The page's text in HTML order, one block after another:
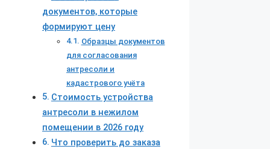
документов, которые
формируют цену
Образцы документов
для согласования
антресоли и
кадастрового учёта
Стоимость устройства
антресоли в нежилом
помещении в 2026 году
Что проверить до заказа